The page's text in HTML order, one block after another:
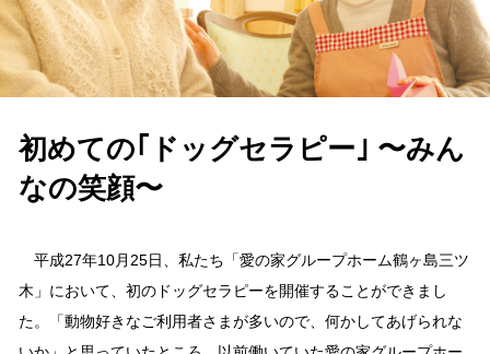
初めての｢ドッグセラピー｣ 〜みん
なの笑顔〜
平成27年10月25日、私たち「愛の家グループホーム鶴ヶ島三ツ
木」において、初のドッグセラピーを開催することができまし
た。「動物好きなご利用者さまが多いので、何かしてあげられな